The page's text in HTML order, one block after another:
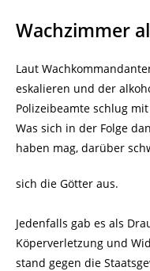
Wachzimmer
Laut
eskalieren und der
Polizeibeamte schlug
Was sich in der Folge
haben mag, darüber
sich die Götter aus.
Jedenfalls gab es als
Köperverletzung und
stand gegen die